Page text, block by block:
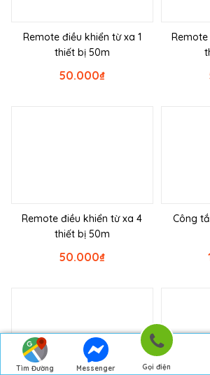
Tìm Đường
Messenger Gọi điện
Remote điều khiển từ xa 1
thiết bị 50m
₫
50.000
Remote điều khiển từ xa 4
thiết bị 50m
₫
50.000
Công